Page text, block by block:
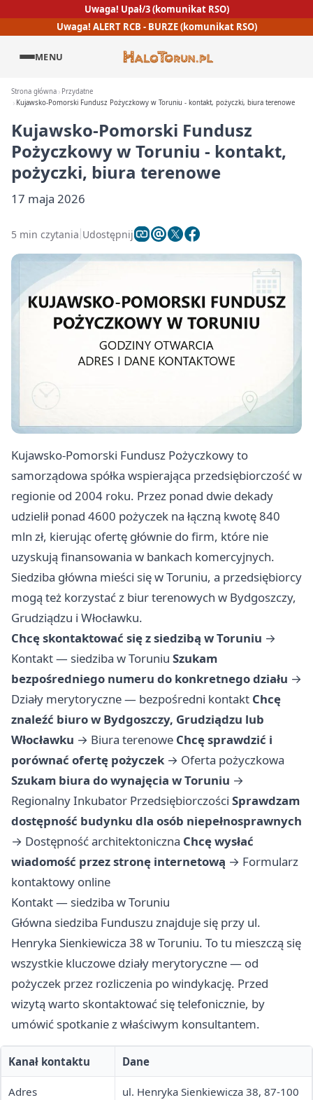
Uwaga! Upał/3 (komunikat RSO)
Uwaga! ALERT RCB - BURZE (komunikat RSO)
MENU
Strona główna
Przydatne
Kujawsko-Pomorski Fundusz Pożyczkowy w Toruniu - kontakt, pożyczki, biura terenowe
Kujawsko-Pomorski Fundusz
Pożyczkowy w Toruniu - kontakt,
pożyczki, biura terenowe
17 maja 2026
5 min czytania Udostępnij
Kujawsko-Pomorski Fundusz Pożyczkowy to
samorządowa spółka wspierająca przedsiębiorczość w
regionie od 2004 roku. Przez ponad dwie dekady
udzielił ponad 4600 pożyczek na łączną kwotę 840
mln zł, kierując ofertę głównie do firm, które nie
uzyskują finansowania w bankach komercyjnych.
Siedziba główna mieści się w Toruniu, a przedsiębiorcy
mogą też korzystać z biur terenowych w Bydgoszczy,
Grudziądzu i Włocławku.
Chcę skontaktować się z siedzibą w Toruniu →
Kontakt — siedziba w Toruniu Szukam
bezpośredniego numeru do konkretnego działu →
Działy merytoryczne — bezpośredni kontakt Chcę
znaleźć biuro w Bydgoszczy, Grudziądzu lub
Włocławku → Biura terenowe Chcę sprawdzić i
porównać ofertę pożyczek → Oferta pożyczkowa
Szukam biura do wynajęcia w Toruniu →
Regionalny Inkubator Przedsiębiorczości Sprawdzam
dostępność budynku dla osób niepełnosprawnych
→ Dostępność architektoniczna Chcę wysłać
wiadomość przez stronę internetową → Formularz
kontaktowy online
Kontakt — siedziba w Toruniu
Główna siedziba Funduszu znajduje się przy ul.
Henryka Sienkiewicza 38 w Toruniu. To tu mieszczą się
wszystkie kluczowe działy merytoryczne — od
pożyczek przez rozliczenia po windykację. Przed
wizytą warto skontaktować się telefonicznie, by
umówić spotkanie z właściwym konsultantem.
Kanał kontaktu Dane
Adres
ul. Henryka Sienkiewicza 38, 87-100